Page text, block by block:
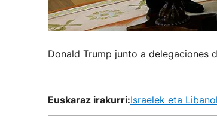
Donald Trump junto a delegaciones
Euskaraz irakurri:Israelek eta